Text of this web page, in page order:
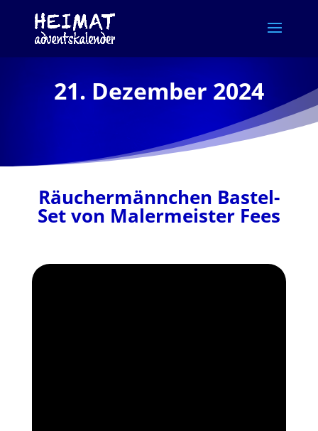
21. Dezember 2024
Räuchermännchen Bastel-
Set von Malermeister Fees